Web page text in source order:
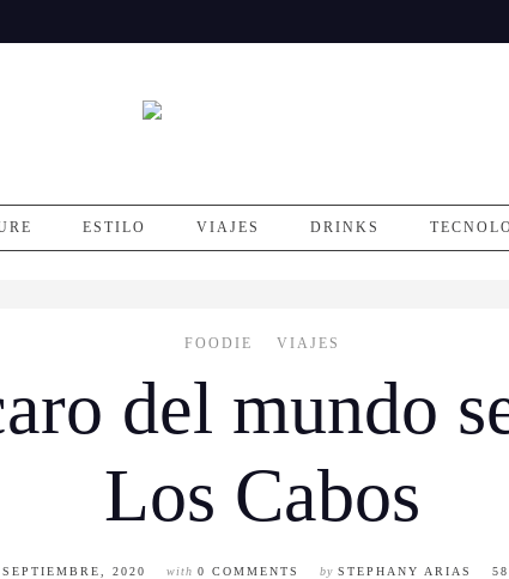
ESTILO VIAJES DRINKS
FOODIE VIAJES
del mundo
Los Cabos
SEPTIEMBRE, 2020 with 0 COMMENTS by STEPHANY ARIAS